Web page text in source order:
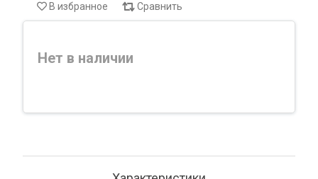
В избранное Сравнить
Нет в наличии